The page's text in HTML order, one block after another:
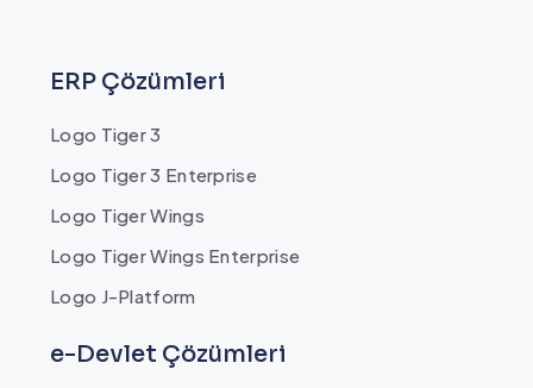
ERP Çözümleri
Logo Tiger 3
Logo Tiger 3 Enterprise
Logo Tiger Wings
Logo Tiger Wings Enterprise
Logo J-Platform
e-Devlet Çözümleri